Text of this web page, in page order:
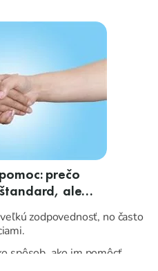
prečo
ale
zodpovednosť, no často
spôsob, ako im pomôcť